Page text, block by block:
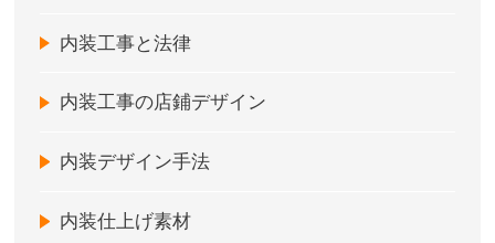
内装工事と法律
内装工事の店鋪デザイン
内装デザイン手法
内装仕上げ素材